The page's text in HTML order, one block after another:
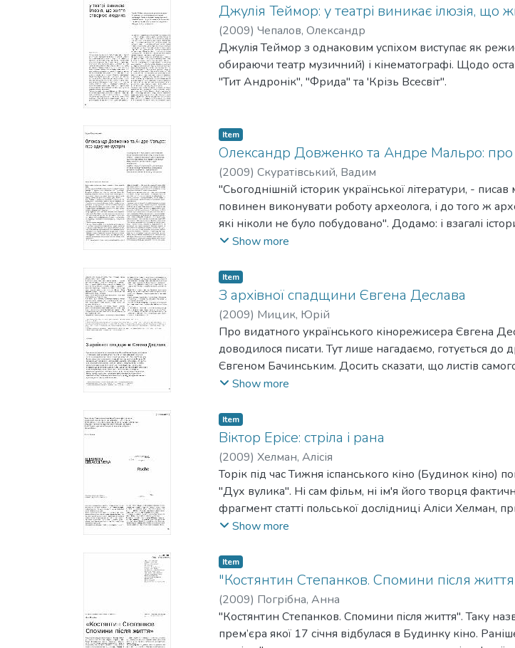
Джулія Теймор: у театрі виникає ілюзія, що
(2009) Чепалов, Олександр
Джулія Теймор з однаковим успіхом виступає як
обираючи театр музичний) і кінематографі. Щодо
"Тит Андронік", "Фрида" та 'Крізь Всесвіт".
Item
Олександр Довженко та Андре Мальро: про
(2009) Скуратівський, Вадим
"Сьогоднішній історик української літератури, -
повинен виконувати роботу археолога, і до того ж
які ніколи не було побудовано". Додамо: і взагалі
переповнена мізансценами розмаїтих не-здійснень.
Олександра Довженка пройшли повз одну, але
там цензурні замовчування, сповна вірогідних
роки, життя".
Show more
Item
З архівної спадщини Євгена Деслава
(2009) Мицик, Юрій
Про видатного українського кінорежисера Євгена
доводилося писати. Тут лише нагадаємо, готується
Євгеном Бачинським. Досить сказати, що листів
беремо до уваги дрібних його заміток), а
писаних ним переважно до архієпископа Євгена у
кінорежисера та їхню реалізацію, його діяльність як
колекціонера живописних творів, громадського
життєвого шляху. Сподіваємося, вони стануть у
українського кіно.
Show more
Item
Віктор Ерісе: стріла і рана
(2009) Хелман, Алісія
Торік під час Тижня іспанського кіно (Будинок
"Дух вулика". Ні сам фільм, ні ім'я його творця
фрагмент статті польської дослідниці Аліси Хелман,
фільм.
Show more
Item
"Костянтин Степанков. Спомини після
(2009) Погрібна, Анна
"Костянтин Степанков. Спомини після життя". Таку
прем’єра якої 17 січня відбулася в Будинку кіно.